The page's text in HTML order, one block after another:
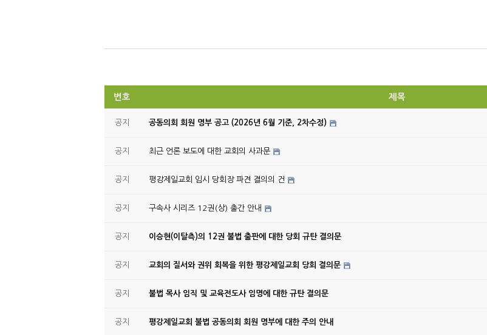
번호 제목
공지 공동의회 회원 명부 공고 (2026년 6월 기준, 2차수정)
공지 최근 언론 보도에 대한 교회의 사과문
공지 평강제일교회 임시 당회장 파견 결의의 건
공지 구속사 시리즈 12권(상) 출간 안내
공지 이승현(이탈측)의 12권 불법 출판에 대한 당회 규탄 결의문
공지 교회의 질서와 권위 회복을 위한 평강제일교회 당회 결의문
공지 불법 목사 임직 및 교육전도사 임명에 대한 규탄 결의문
공지 평강제일교회 불법 공동의회 회원 명부에 대한 주의 안내